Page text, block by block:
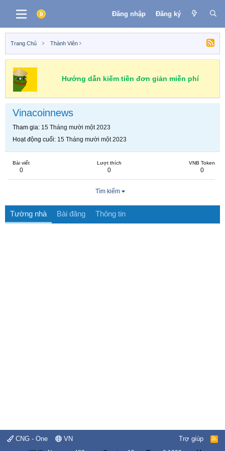
Đăng nhập Đăng ký
Trang Chủ Thành Viên
Hướng dẫn kiếm tiền đơn giản miễn phí
Vinacoinnews
Tham gia 15 Tháng mười một 2023
Hoạt động cuối 15 Tháng mười một 2023
Bài viết
0
Lượt thích
0
VNB Token
0
Tìm kiếm
Tường nhà Bài đăng Thông tin
CNG - One VN Trợ giúp
R